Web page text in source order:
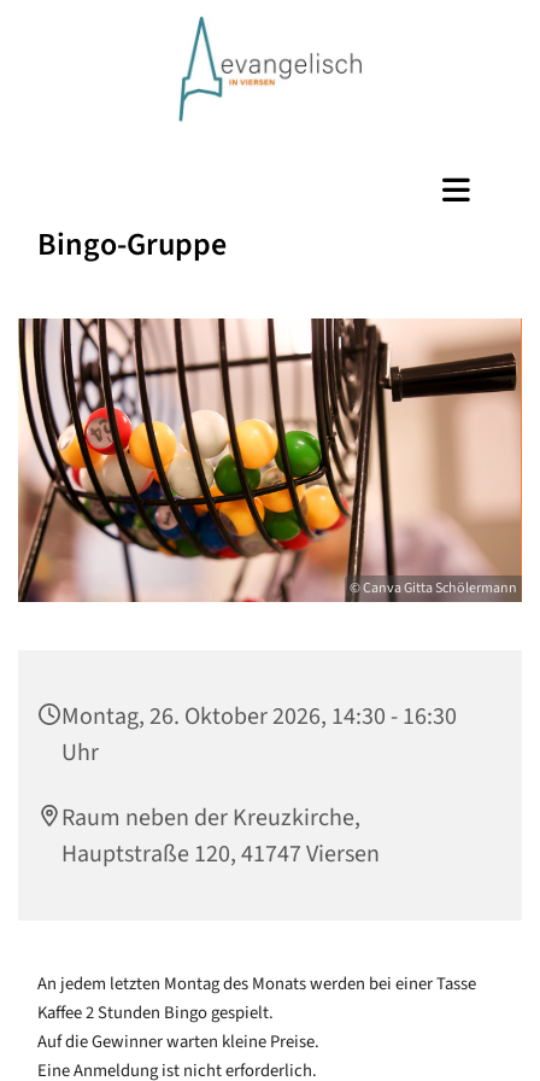
Bingo-Gruppe
© Canva Gitta Schölermann
Montag, 26. Oktober 2026, 14:30 - 16:30
Uhr
Raum neben der Kreuzkirche,
Hauptstraße 120, 41747 Viersen
An jedem letzten Montag des Monats werden bei einer Tasse
Kaffee 2 Stunden Bingo gespielt.
Auf die Gewinner warten kleine Preise.
Eine Anmeldung ist nicht erforderlich.